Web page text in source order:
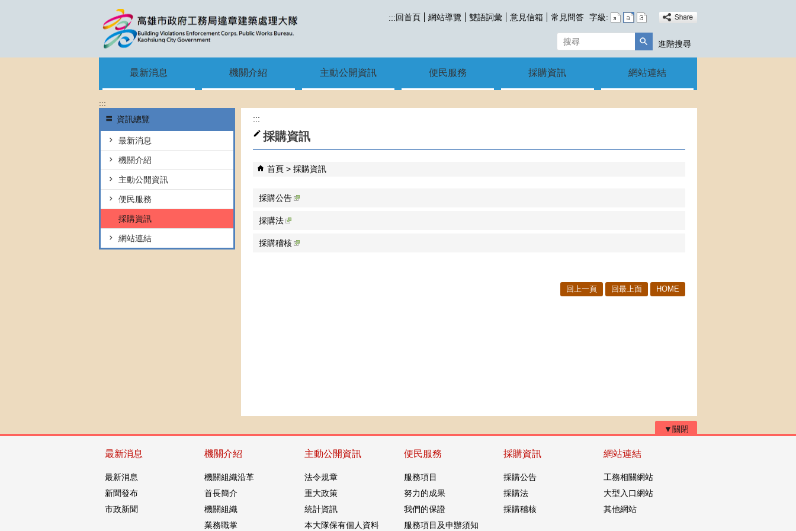
:::回首頁 網站導覽 雙語詞彙 意見信箱 常見問答 字級:
搜尋
進階搜尋
最新消息 機關介紹 主動公開資訊 便民服務 採購資訊 網站連結
:::
資訊總覽
最新消息
機關介紹
主動公開資訊
便民服務
採購資訊
網站連結
:::
採購資訊
首頁 採購資訊
採購公告
採購法
採購稽核
回上一頁 回最上面 HOME
▼關閉
最新消息
最新消息
新聞發布
市政新聞
機關介紹
機關組織沿革
首長簡介
機關組織
業務職掌
主動公開資訊
法令規章
重大政策
統計資訊
本大隊保有個人資料
便民服務
服務項目
努力的成果
我們的保證
服務項目及申辦須知
採購資訊
採購公告
採購法
採購稽核
網站連結
工務相關網站
大型入口網站
其他網站